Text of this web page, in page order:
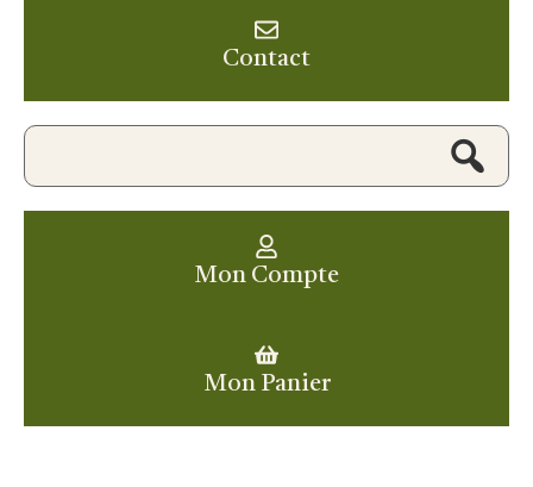
Contact
Mon Compte
Mon Panier